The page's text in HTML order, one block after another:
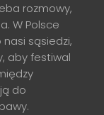
rozmowy,
W Polsce
sąsiedzi,
aby festiwal
do